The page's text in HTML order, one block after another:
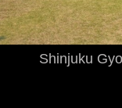
Shinjuku